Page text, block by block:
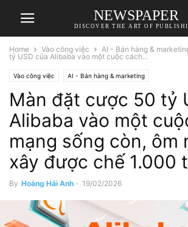
NEWSPAPER
DISCOVER THE ART OF
Home Vào công việc AI - Bán hàng &
tỷ USD của Alibaba vào một cuộc cách...
Vào công việc AI - Bán hàng & marketing
Màn đặt cược 50 tỷ
Alibaba vào một
mạng sống còn, ôm
xây được chế 1.000
By Hoàng Hải Anh - 19/02/2026